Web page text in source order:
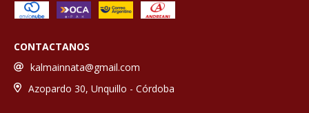
CONTACTANOS
kalmainnata@gmail.com
Azopardo 30, Unquillo - Córdoba